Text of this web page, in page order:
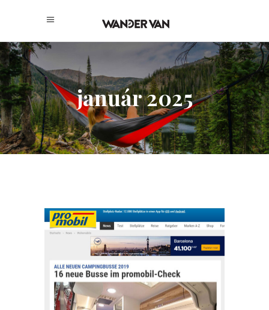
január 2025